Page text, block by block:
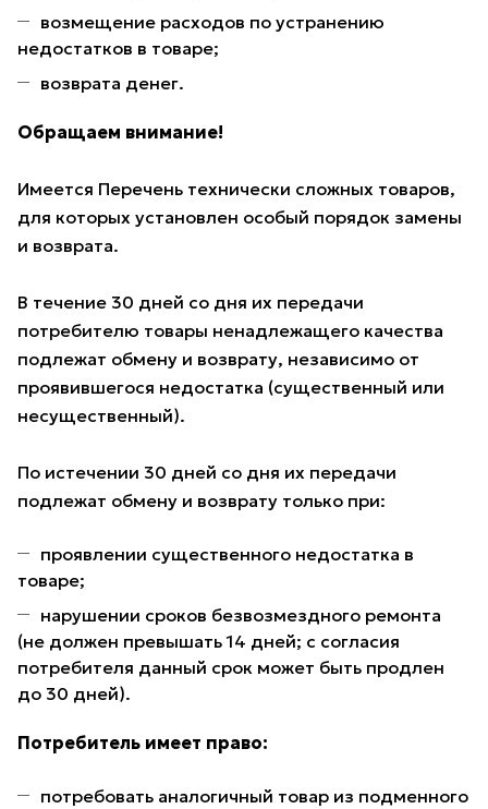
возмещение расходов по устранению
недостатков в товаре;
возврата денег.
Обращаем внимание!
Имеется Перечень технически сложных товаров,
для которых установлен особый порядок замены
и возврата.
В течение 30 дней со дня их передачи
потребителю товары ненадлежащего качества
подлежат обмену и возврату, независимо от
проявившегося недостатка (существенный или
несущественный).
По истечении 30 дней со дня их передачи
подлежат обмену и возврату только при:
проявлении существенного недостатка в
товаре;
нарушении сроков безвозмездного ремонта
(не должен превышать 14 дней; с согласия
потребителя данный срок может быть продлен
до 30 дней).
Потребитель имеет право:
потребовать аналогичный товар из подменного